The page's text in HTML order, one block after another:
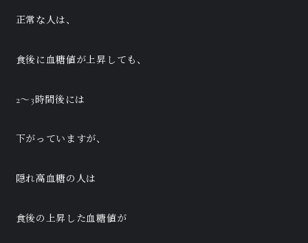
正常な人は、
食後に血糖値が上昇しても、
2〜3時間後には
下がっていますが、
隠れ高血糖の人は
食後の上昇した血糖値が